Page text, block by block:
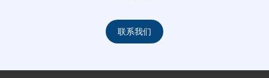
联系我们